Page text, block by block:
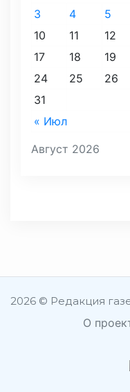
Август 2026
« Июл
3
4 5
10
11 12
17
18 19
24
25 26
31
2026 © Редакция
О